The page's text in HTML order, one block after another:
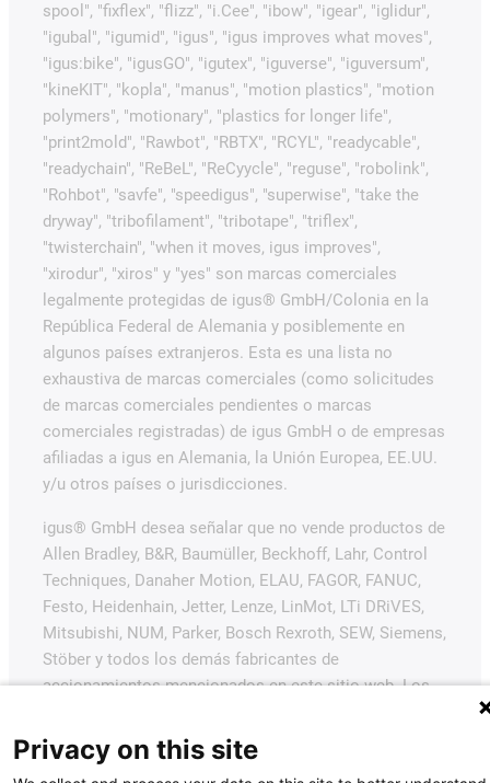
spool", "fixflex", "flizz", "i.Cee", "ibow", "igear", "iglidur",
"igubal", "igumid", "igus", "igus improves what moves",
"igus:bike", "igusGO", "igutex", "iguverse", "iguversum",
"kineKIT", "kopla", "manus", "motion plastics", "motion
polymers", "motionary", "plastics for longer life",
"print2mold", "Rawbot", "RBTX", "RCYL", "readycable",
"readychain", "ReBeL", "ReCyycle", "reguse", "robolink",
"Rohbot", "savfe", "speedigus", "superwise", "take the
dryway", "tribofilament", "tribotape", "triflex",
"twisterchain", "when it moves, igus improves",
"xirodur", "xiros" y "yes" son marcas comerciales
legalmente protegidas de igus® GmbH/Colonia en la
República Federal de Alemania y posiblemente en
algunos países extranjeros. Esta es una lista no
exhaustiva de marcas comerciales (como solicitudes
de marcas comerciales pendientes o marcas
comerciales registradas) de igus GmbH o de empresas
afiliadas a igus en Alemania, la Unión Europea, EE.UU.
y/u otros países o jurisdicciones.
igus® GmbH desea señalar que no vende productos de
Allen Bradley, B&R, Baumüller, Beckhoff, Lahr, Control
Techniques, Danaher Motion, ELAU, FAGOR, FANUC,
Festo, Heidenhain, Jetter, Lenze, LinMot, LTi DRiVES,
Mitsubishi, NUM, Parker, Bosch Rexroth, SEW, Siemens,
Stöber y todos los demás fabricantes de
accionamientos mencionados en este sitio web. Los
GmbH.
Privacy on this site